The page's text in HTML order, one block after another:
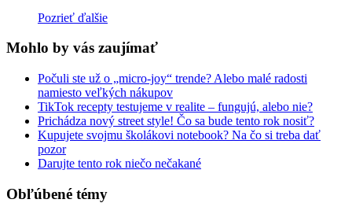
Pozrieť ďalšie
Mohlo by vás zaujímať
Počuli ste už o „micro-joy“ trende? Alebo malé radosti
namiesto veľkých nákupov
TikTok recepty testujeme v realite – fungujú, alebo nie?
Prichádza nový street style! Čo sa bude tento rok nosiť?
Kupujete svojmu školákovi notebook? Na čo si treba dať
pozor
Darujte tento rok niečo nečakané
Obľúbené témy